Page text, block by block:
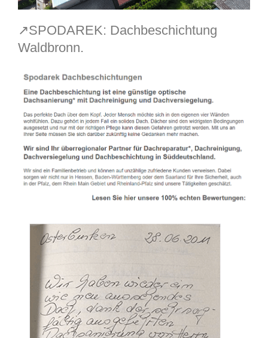
↗️SPODAREK: Dachbeschichtung
Waldbronn.